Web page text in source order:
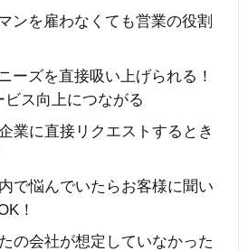
ンを雇わなくても営業の役割
ーズを直接吸い上げられる！
ス向上につながる
業に直接リクエストするとき
で悩んでいたらお客様に聞い
！
の会社が想定していなかった